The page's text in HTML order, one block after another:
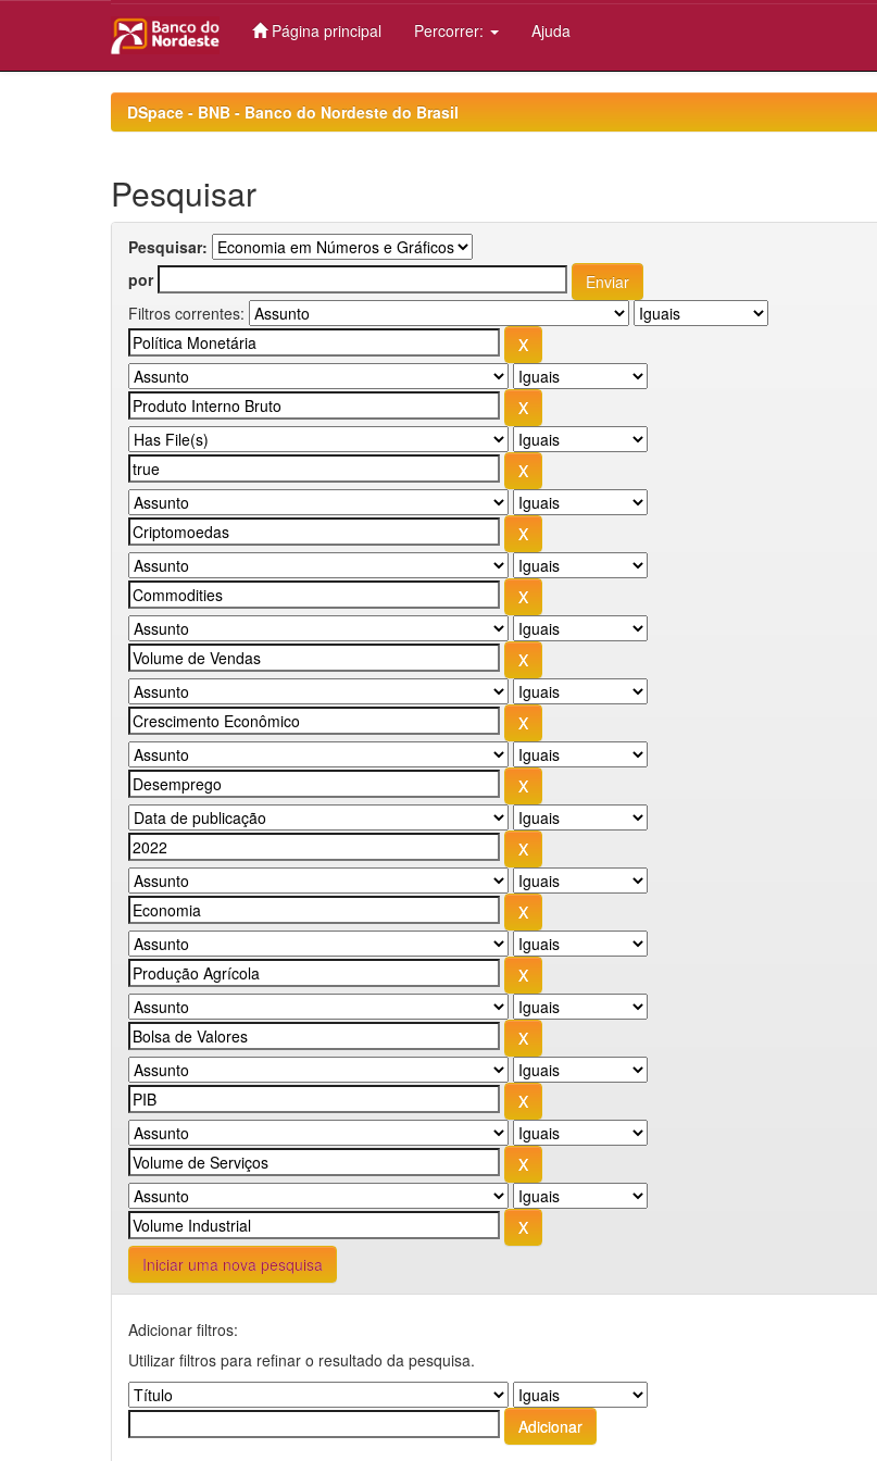
Página principal Percorrer: Ajuda
DSpace - BNB - Banco do Nordeste do Brasil
Pesquisar
Pesquisar:
por
Filtros correntes:
Iniciar uma nova pesquisa
Adicionar filtros:
Utilizar filtros para refinar o resultado da pesquisa.